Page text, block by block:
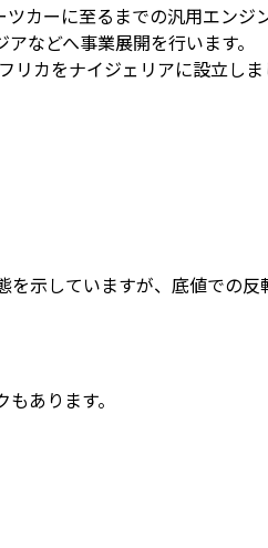
ーに至るまでの汎用エンジ
などへ事業展開を行います。
カをナイジェリアに設立しま
示していますが、底値での反
あります。